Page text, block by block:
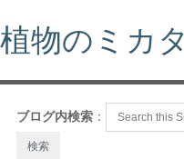
植物のミカタ
ブログ内検索 ：